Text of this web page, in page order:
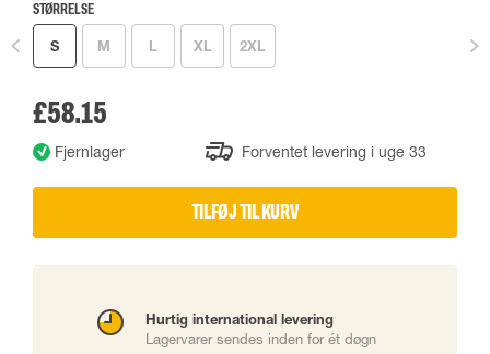
STØRRELSE
S M L XL 2XL
£58.15
Fjernlager Forventet levering i uge 33
TILFØJ TIL KURV
Hurtig international levering
Lagervarer sendes inden for ét døgn